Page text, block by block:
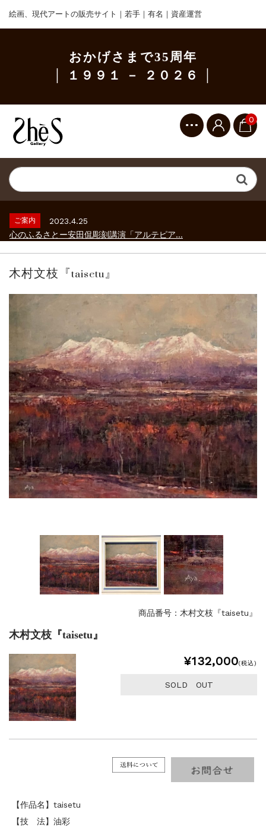
絵画、現代アートの販売サイト｜若手｜有名｜資産運営
おかげさまで35周年
│ １９９１ － ２０２６ │
0
ギャラリーシーズ「秋の美術散歩 京都・大...
ご案内
2026.2.17
ご案内
2023.4.25
心のふるさとー安田侃彫刻講演「アルテピア...
ご案内
2026.2.17
2023.4.25
心のふるさとー安田侃彫刻講演「アルテピア...
2023.2.25
ギャラリーシーズ「秋の美術散歩 京都・大...
木村文枝『taisetu』
商品番号：木村文枝『taisetu』
木村文枝『taisetu』
¥132,000(税込)
SOLD OUT
【作品名】taisetu
【技 法】油彩